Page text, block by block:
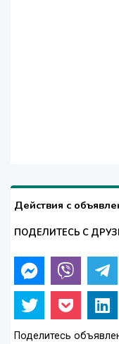
Действия с
ПОДЕЛИТЕСЬ С
Поделитесь